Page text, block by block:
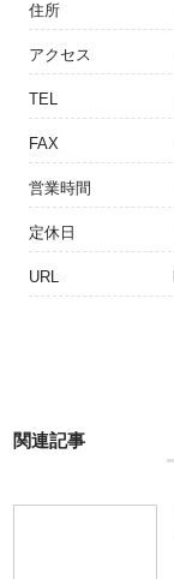
住所
アクセス
TEL
FAX
営業時間
定休日
URL
関連記事